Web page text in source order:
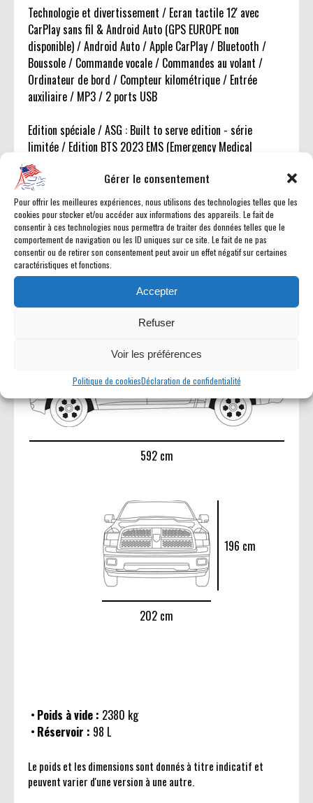
Gérer le consentement
Pour offrir les meilleures expériences, nous utilisons des technologies telles que les
cookies pour stocker et/ou accéder aux informations des appareils. Le fait de
consentir à ces technologies nous permettra de traiter des données telles que le
comportement de navigation ou les ID uniques sur ce site. Le fait de ne pas
consentir ou de retirer son consentement peut avoir un effet négatif sur certaines
caractéristiques et fonctions.
Accepter
Refuser
Voir les préférences
Politique de cookiesDéclaration de confidentialité
Technologie et divertissement / Ecran tactile 12' avec
CarPlay sans fil & Android Auto (GPS EUROPE non
disponible) / Android Auto / Apple CarPlay / Bluetooth /
Boussole / Commande vocale / Commandes au volant /
Ordinateur de bord / Compteur kilométrique / Entrée
auxiliaire / MP3 / 2 ports USB
Edition spéciale / ASG : Built to serve edition - série
limitée / Edition BTS 2023 EMS (Emergency Medical
Service - EMS - Professionnels, mettant à l'honneur les
professionnels de l'urgence sauvant des vies au quotidien)
Kit bioéthanol homologué / Origine ACC
Dimensions et châssis
592 cm
202 cm
196 cm
Poids à vide : 2380 kg
Réservoir : 98 L
Le poids et les dimensions sont donnés à titre indicatif et
peuvent varier d'une version à une autre.